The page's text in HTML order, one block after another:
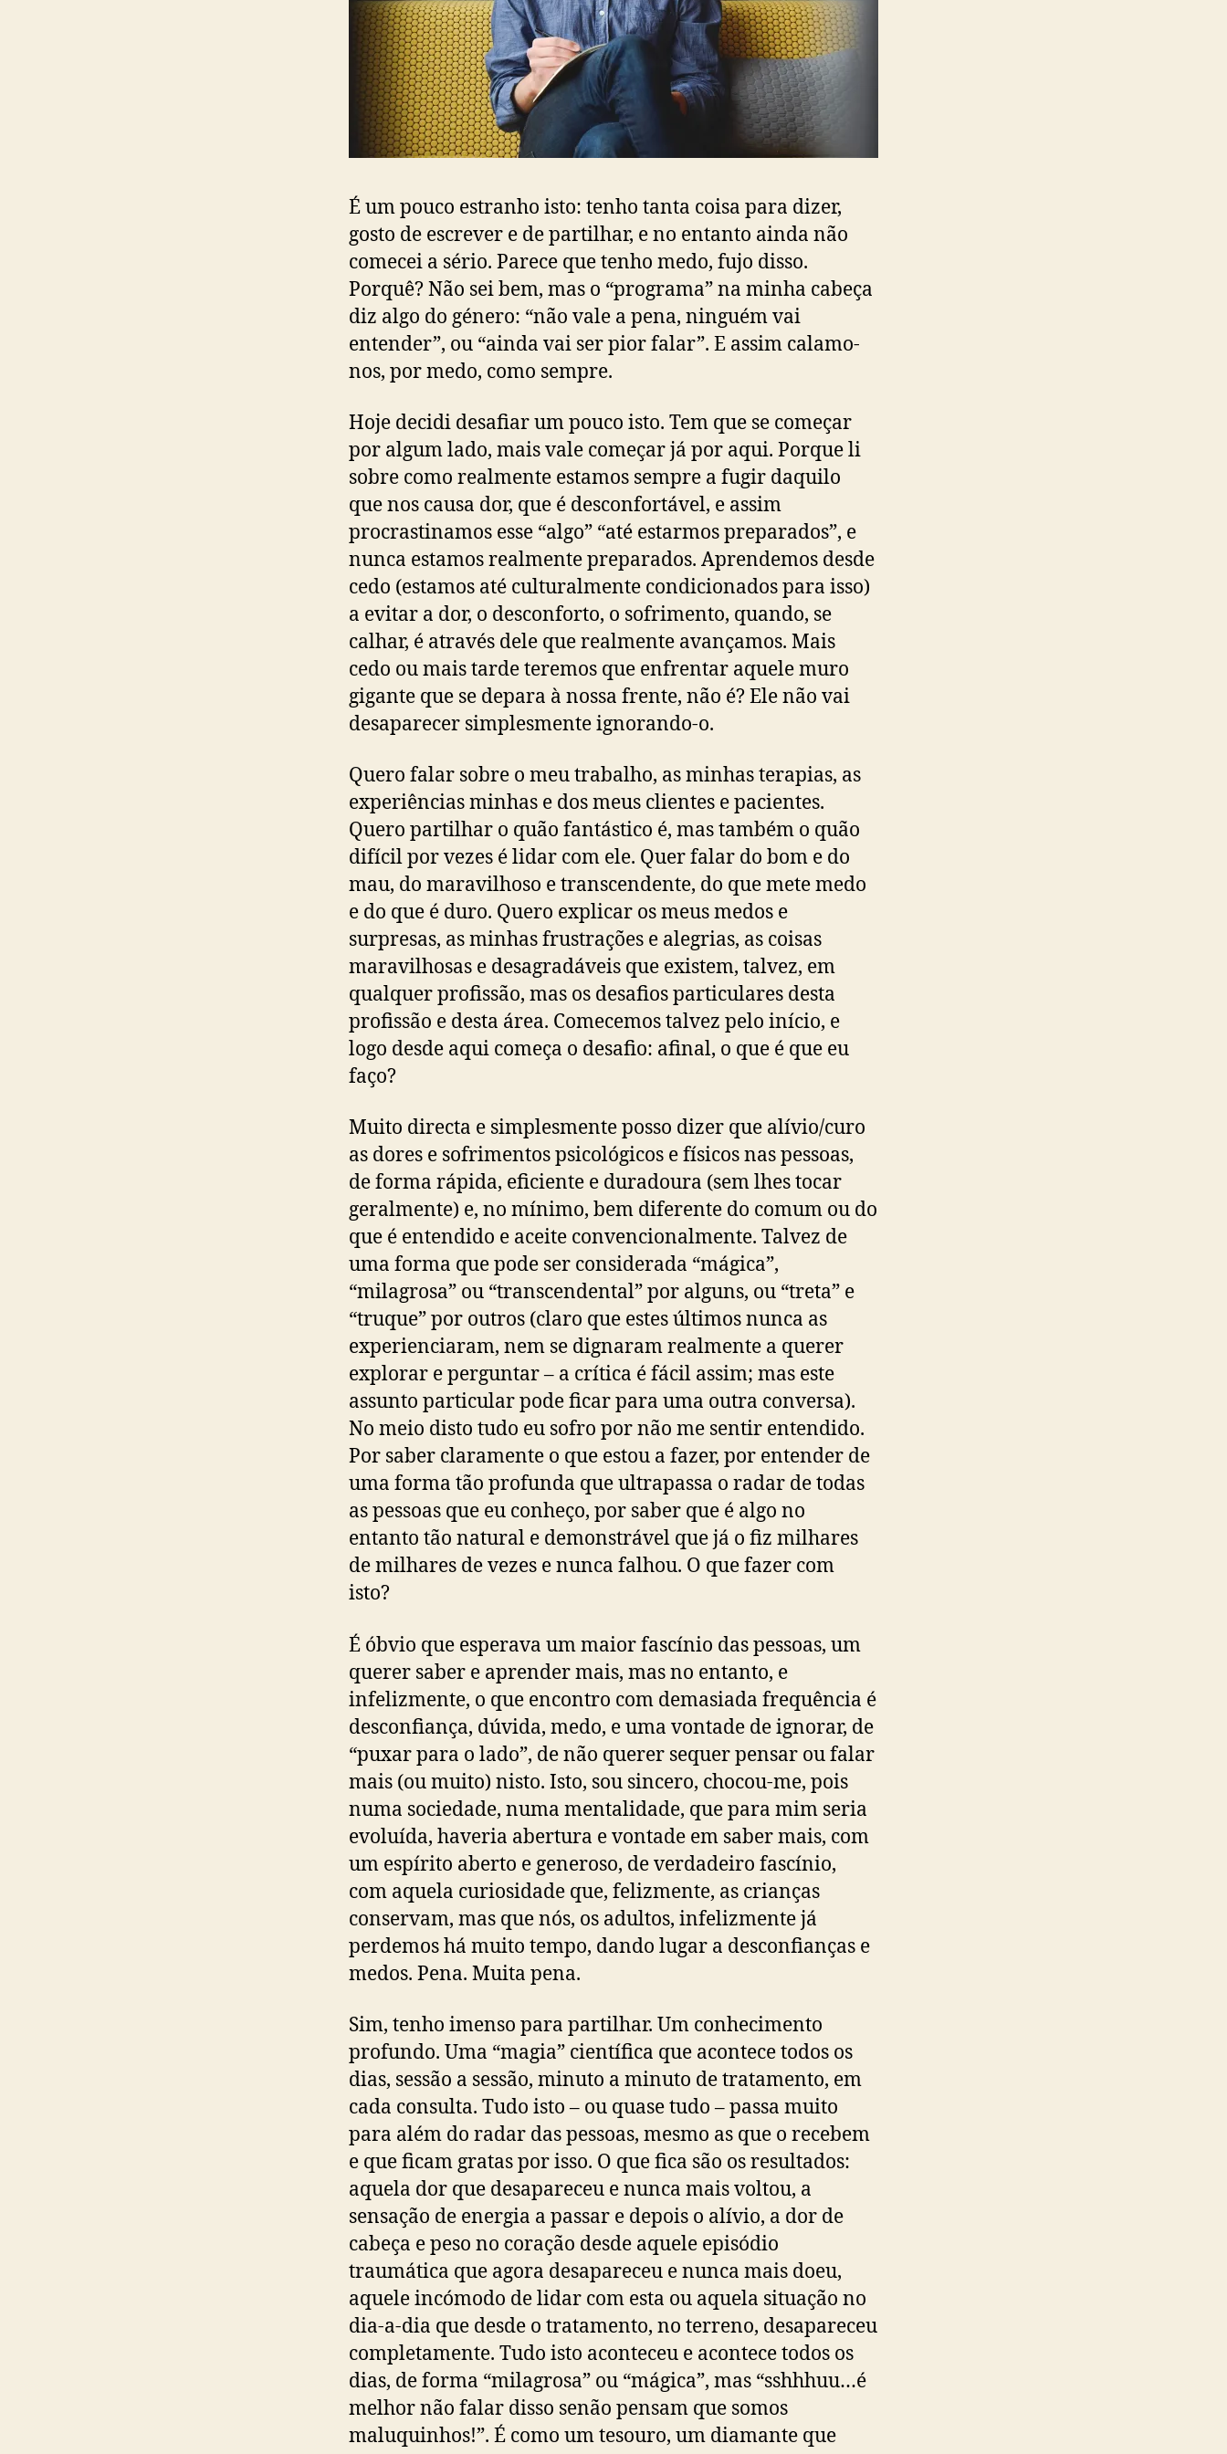
É um pouco estranho isto: tenho tanta coisa para dizer,
gosto de escrever e de partilhar, e no entanto ainda não
comecei a sério. Parece que tenho medo, fujo disso.
Porquê? Não sei bem, mas o “programa” na minha cabeça
diz algo do género: “não vale a pena, ninguém vai
entender”, ou “ainda vai ser pior falar”. E assim calamo-
nos, por medo, como sempre.
Hoje decidi desafiar um pouco isto. Tem que se começar
por algum lado, mais vale começar já por aqui. Porque li
sobre como realmente estamos sempre a fugir daquilo
que nos causa dor, que é desconfortável, e assim
procrastinamos esse “algo” “até estarmos preparados”, e
nunca estamos realmente preparados. Aprendemos desde
cedo (estamos até culturalmente condicionados para isso)
a evitar a dor, o desconforto, o sofrimento, quando, se
calhar, é através dele que realmente avançamos. Mais
cedo ou mais tarde teremos que enfrentar aquele muro
gigante que se depara à nossa frente, não é? Ele não vai
desaparecer simplesmente ignorando-o.
Quero falar sobre o meu trabalho, as minhas terapias, as
experiências minhas e dos meus clientes e pacientes.
Quero partilhar o quão fantástico é, mas também o quão
difícil por vezes é lidar com ele. Quer falar do bom e do
mau, do maravilhoso e transcendente, do que mete medo
e do que é duro. Quero explicar os meus medos e
surpresas, as minhas frustrações e alegrias, as coisas
maravilhosas e desagradáveis que existem, talvez, em
qualquer profissão, mas os desafios particulares desta
profissão e desta área. Comecemos talvez pelo início, e
logo desde aqui começa o desafio: afinal, o que é que eu
faço?
Muito directa e simplesmente posso dizer que alívio/curo
as dores e sofrimentos psicológicos e físicos nas pessoas,
de forma rápida, eficiente e duradoura (sem lhes tocar
geralmente) e, no mínimo, bem diferente do comum ou do
que é entendido e aceite convencionalmente. Talvez de
uma forma que pode ser considerada “mágica”,
“milagrosa” ou “transcendental” por alguns, ou “treta” e
“truque” por outros (claro que estes últimos nunca as
experienciaram, nem se dignaram realmente a querer
explorar e perguntar – a crítica é fácil assim; mas este
assunto particular pode ficar para uma outra conversa).
No meio disto tudo eu sofro por não me sentir entendido.
Por saber claramente o que estou a fazer, por entender de
uma forma tão profunda que ultrapassa o radar de todas
as pessoas que eu conheço, por saber que é algo no
entanto tão natural e demonstrável que já o fiz milhares
de milhares de vezes e nunca falhou. O que fazer com
isto?
É óbvio que esperava um maior fascínio das pessoas, um
querer saber e aprender mais, mas no entanto, e
infelizmente, o que encontro com demasiada frequência é
desconfiança, dúvida, medo, e uma vontade de ignorar, de
“puxar para o lado”, de não querer sequer pensar ou falar
mais (ou muito) nisto. Isto, sou sincero, chocou-me, pois
numa sociedade, numa mentalidade, que para mim seria
evoluída, haveria abertura e vontade em saber mais, com
um espírito aberto e generoso, de verdadeiro fascínio,
com aquela curiosidade que, felizmente, as crianças
conservam, mas que nós, os adultos, infelizmente já
perdemos há muito tempo, dando lugar a desconfianças e
medos. Pena. Muita pena.
Sim, tenho imenso para partilhar. Um conhecimento
profundo. Uma “magia” científica que acontece todos os
dias, sessão a sessão, minuto a minuto de tratamento, em
cada consulta. Tudo isto – ou quase tudo – passa muito
para além do radar das pessoas, mesmo as que o recebem
e que ficam gratas por isso. O que fica são os resultados:
aquela dor que desapareceu e nunca mais voltou, a
sensação de energia a passar e depois o alívio, a dor de
cabeça e peso no coração desde aquele episódio
traumática que agora desapareceu e nunca mais doeu,
aquele incómodo de lidar com esta ou aquela situação no
dia-a-dia que desde o tratamento, no terreno, desapareceu
completamente. Tudo isto aconteceu e acontece todos os
dias, de forma “milagrosa” ou “mágica”, mas “sshhhuu…é
melhor não falar disso senão pensam que somos
maluquinhos!”. É como um tesouro, um diamante que